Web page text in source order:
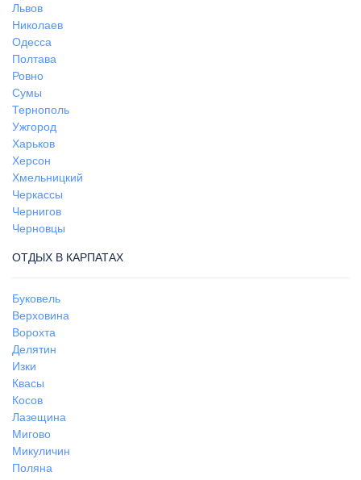
Львов
Николаев
Одесса
Полтава
Ровно
Сумы
Тернополь
Ужгород
Харьков
Херсон
Хмельницкий
Черкассы
Чернигов
Черновцы
ОТДЫХ В КАРПАТАХ
Буковель
Верховина
Ворохта
Делятин
Изки
Квасы
Косов
Лазещина
Мигово
Микуличин
Поляна